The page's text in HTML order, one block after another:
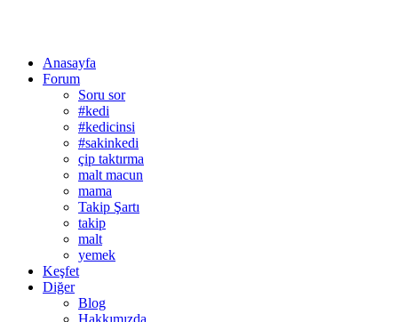
Anasayfa
Forum
Soru sor
#kedi
#kedicinsi
#sakinkedi
çip taktırma
malt macun
mama
Takip Şartı
takip
malt
yemek
Keşfet
Diğer
Blog
Hakkımızda